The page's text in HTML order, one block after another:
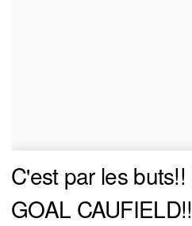
C'est par les
GOAL